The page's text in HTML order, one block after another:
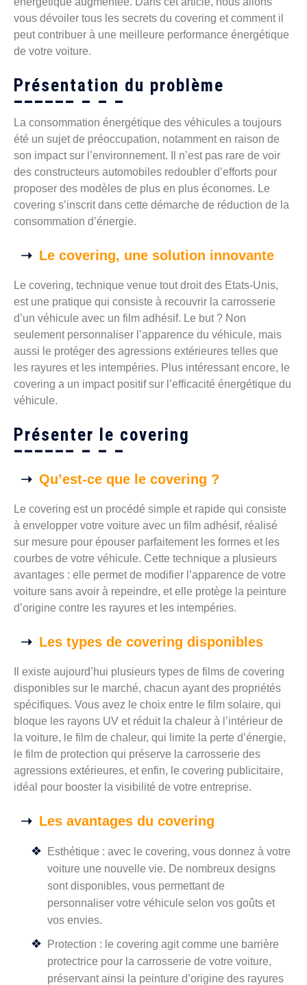
vous dévoiler tous les secrets du covering et comment il
peut contribuer à une meilleure performance énergétique
de votre voiture.
Présentation du problème
La consommation énergétique des véhicules a toujours
été un sujet de préoccupation, notamment en raison de
son impact sur l’environnement. Il n’est pas rare de voir
des constructeurs automobiles redoubler d’efforts pour
proposer des modèles de plus en plus économes. Le
covering s’inscrit dans cette démarche de réduction de la
consommation d’énergie.
Le covering, une solution innovante
Le covering, technique venue tout droit des Etats-Unis,
est une pratique qui consiste à recouvrir la carrosserie
d’un véhicule avec un film adhésif. Le but ? Non
seulement personnaliser l’apparence du véhicule, mais
aussi le protéger des agressions extérieures telles que
les rayures et les intempéries. Plus intéressant encore, le
covering a un impact positif sur l’efficacité énergétique du
véhicule.
Présenter le covering
Qu’est-ce que le covering ?
Le covering est un procédé simple et rapide qui consiste
à envelopper votre voiture avec un film adhésif, réalisé
sur mesure pour épouser parfaitement les formes et les
courbes de votre véhicule. Cette technique a plusieurs
avantages : elle permet de modifier l’apparence de votre
voiture sans avoir à repeindre, et elle protège la peinture
d’origine contre les rayures et les intempéries.
Les types de covering disponibles
Il existe aujourd’hui plusieurs types de films de covering
disponibles sur le marché, chacun ayant des propriétés
spécifiques. Vous avez le choix entre le film solaire, qui
bloque les rayons UV et réduit la chaleur à l’intérieur de
la voiture, le film de chaleur, qui limite la perte d’énergie,
le film de protection qui préserve la carrosserie des
agressions extérieures, et enfin, le covering publicitaire,
idéal pour booster la visibilité de votre entreprise.
Les avantages du covering
Esthétique : avec le covering, vous donnez à votre
voiture une nouvelle vie. De nombreux designs
sont disponibles, vous permettant de
personnaliser votre véhicule selon vos goûts et
vos envies.
Protection : le covering agit comme une barrière
protectrice pour la carrosserie de votre voiture,
préservant ainsi la peinture d’origine des rayures